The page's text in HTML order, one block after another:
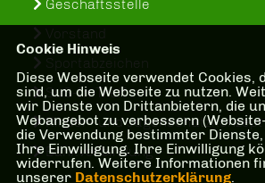
Geschäftsstelle
Vorstand
Sportabzeichen
SuS-In-Treff
Kinder- und Jugenschutzkonzept
Bankverbindung
Cookie Hinweis
Diese Webseite verwendet Cookies,
sind, um die Webseite zu nutzen.
wir Dienste von Drittanbietern, die
Webangebot zu verbessern
die Verwendung bestimmter
Ihre Einwilligung. Ihre Einwilligung
widerrufen. Weitere Informationen
unserer Datenschutzerklärung.